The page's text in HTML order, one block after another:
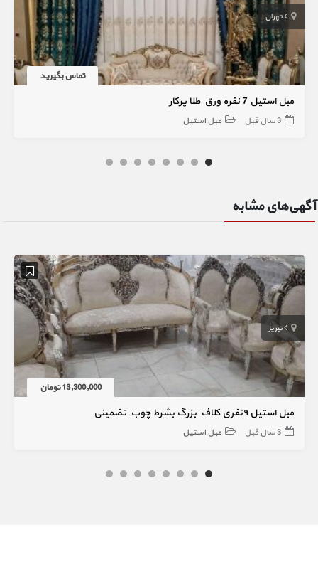
تهران
تماس بگیرید
مبل استیل 7 نفره ورق طلا پرکار
3 سال قبل مبل استیل
آگهی‌های مشابه
تبریز
13,300,000 تومان
مبل استیل ۹نفری کلاف بزرگ بشرط چوب تضمینی
3 سال قبل مبل استیل